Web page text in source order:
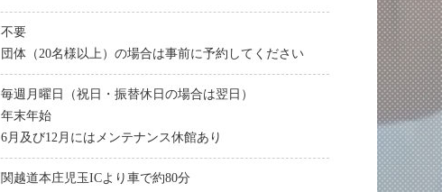
不要
団体（20名様以上）の場合は事前に予約してください
毎週月曜日（祝日・振替休日の場合は翌日）
年末年始
6月及び12月にはメンテナンス休館あり
関越道本庄児玉ICより車で約80分